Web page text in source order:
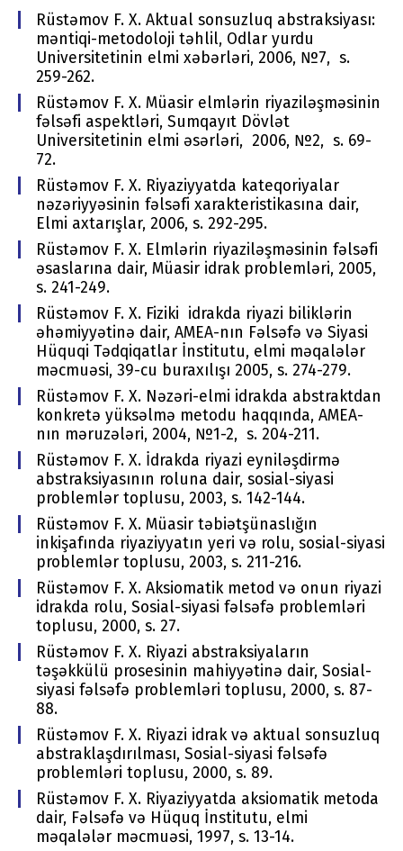
Rüstəmov F. X. Aktual sonsuzluq abstraksiyası:
məntiqi-metodoloji təhlil, Odlar yurdu
Universitetinin elmi xəbərləri, 2006, №7, s.
259-262.
Rüstəmov F. X. Müasir elmlərin riyaziləşməsinin
fəlsəfi aspektləri, Sumqayıt Dövlət
Universitetinin elmi əsərləri, 2006, №2, s. 69-
72.
Rüstəmov F. X. Riyaziyyatda kateqoriyalar
nəzəriyyəsinin fəlsəfi xarakteristikasına dair,
Elmi axtarışlar, 2006, s. 292-295.
Rüstəmov F. X. Elmlərin riyaziləşməsinin fəlsəfi
əsaslarına dair, Müasir idrak problemləri, 2005,
s. 241-249.
Rüstəmov F. X. Fiziki idrakda riyazi biliklərin
əhəmiyyətinə dair, AMEA-nın Fəlsəfə və Siyasi
Hüquqi Tədqiqatlar İnstitutu, elmi məqalələr
məcmuəsi, 39-cu buraxılışı 2005, s. 274-279.
Rüstəmov F. X. Nəzəri-elmi idrakda abstraktdan
konkretə yüksəlmə metodu haqqında, AMEA-
nın məruzələri, 2004, №1-2, s. 204-211.
Rüstəmov F. X. İdrakda riyazi eyniləşdirmə
abstraksiyasının roluna dair, sosial-siyasi
problemlər toplusu, 2003, s. 142-144.
Rüstəmov F. X. Müasir təbiətşünaslığın
inkişafında riyaziyyatın yeri və rolu, sosial-siyasi
problemlər toplusu, 2003, s. 211-216.
Rüstəmov F. X. Aksiomatik metod və onun riyazi
idrakda rolu, Sosial-siyasi fəlsəfə problemləri
toplusu, 2000, s. 27.
Rüstəmov F. X. Riyazi abstraksiyaların
təşəkkülü prosesinin mahiyyətinə dair, Sosial-
siyasi fəlsəfə problemləri toplusu, 2000, s. 87-
88.
Rüstəmov F. X. Riyazi idrak və aktual sonsuzluq
abstraklaşdırılması, Sosial-siyasi fəlsəfə
problemləri toplusu, 2000, s. 89.
Rüstəmov F. X. Riyaziyyatda aksiomatik metoda
dair, Fəlsəfə və Hüquq İnstitutu, elmi
məqalələr məcmuəsi, 1997, s. 13-14.